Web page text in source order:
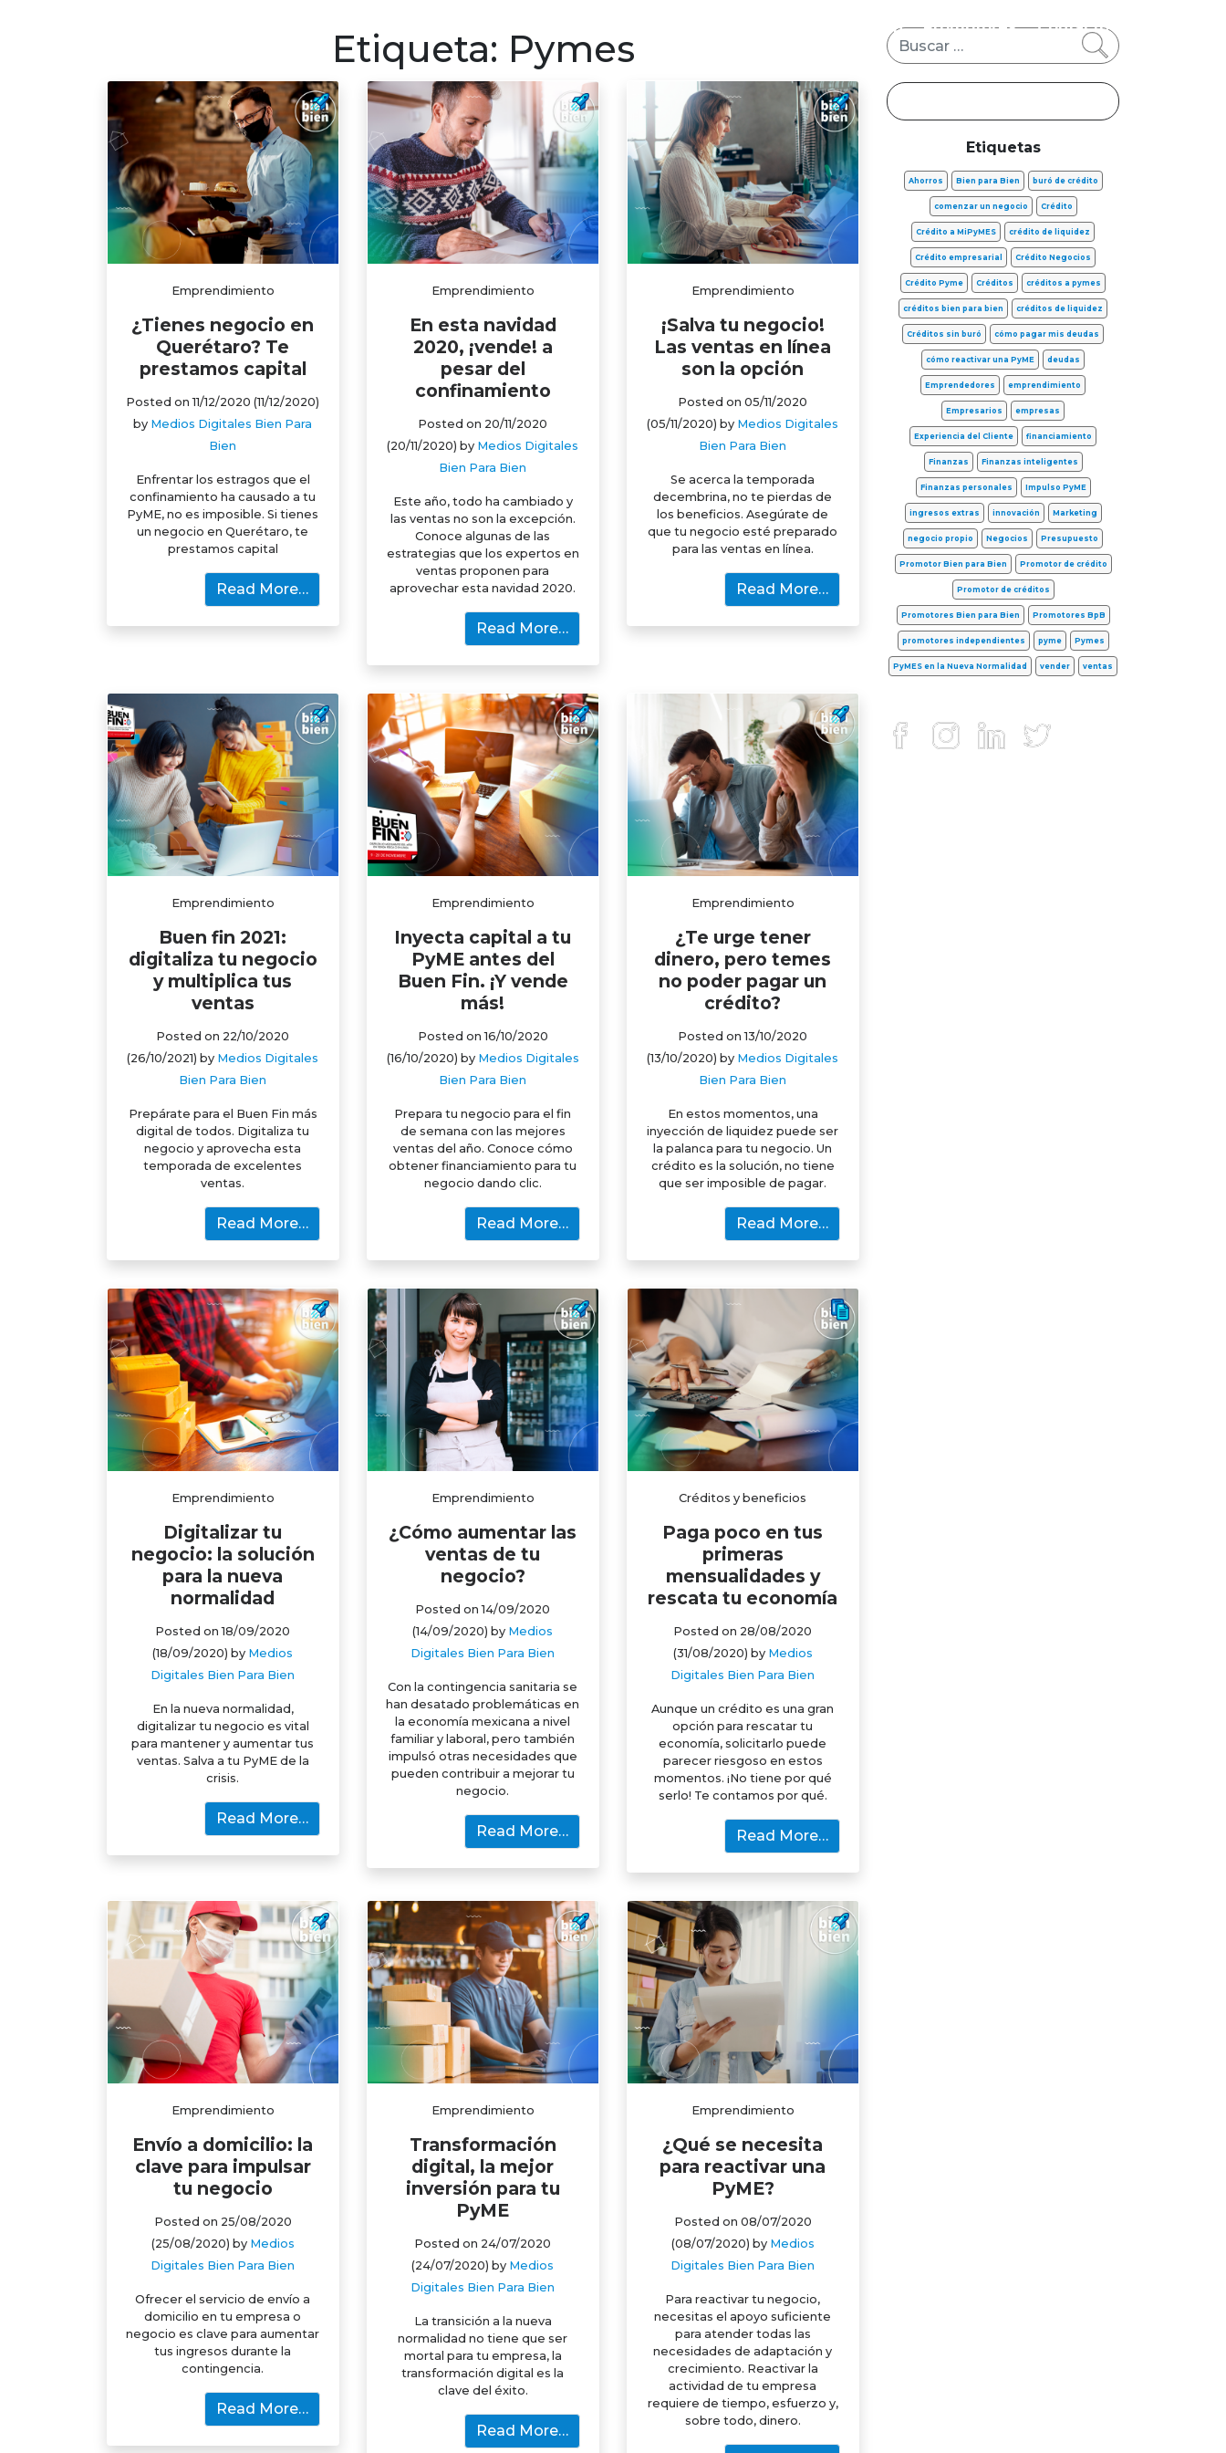
FinTech Promotores Contacto
Etiqueta: Pymes
Emprendimiento
¿Tienes negocio en
Querétaro? Te
prestamos capital
Posted on11/12/2020 (11/12/2020)
by Medios Digitales Bien Para
Bien
Enfrentar los estragos que el
confinamiento ha causado a tu
PyME, no es imposible. Si tienes
un negocio en Querétaro, te
prestamos capital
Read More…
Emprendimiento
En esta navidad
2020, ¡vende! a
pesar del
confinamiento
Posted on 20/11/2020
(20/11/2020)by Medios Digitales
Bien Para Bien
Este año, todo ha cambiado y
las ventas no son la excepción.
Conoce algunas de las
estrategias que los expertos en
ventas proponen para
aprovechar esta navidad 2020.
Read More…
Emprendimiento
¡Salva tu negocio!
Las ventas en línea
son la opción
Posted on05/11/2020
(05/11/2020)by Medios Digitales
Bien Para Bien
Se acerca la temporada
decembrina, no te pierdas de
los beneficios. Asegúrate de
que tu negocio esté preparado
para las ventas en línea.
Read More…
Emprendimiento
Buen fin 2021:
digitaliza tu negocio
y multiplica tus
ventas
Posted on 22/10/2020
(26/10/2021)by Medios Digitales
Bien Para Bien
Prepárate para el Buen Fin más
digital de todos. Digitaliza tu
negocio y aprovecha esta
temporada de excelentes
ventas.
Read More…
Emprendimiento
Inyecta capital a tu
PyME antes del
Buen Fin. ¡Y vende
más!
Posted on16/10/2020
(16/10/2020) byMedios Digitales
Bien Para Bien
Prepara tu negocio para el fin
de semana con las mejores
ventas del año. Conoce cómo
obtener financiamiento para tu
negocio dando clic.
Read More…
Emprendimiento
¿Te urge tener
dinero, pero temes
no poder pagar un
crédito?
Posted on13/10/2020
(13/10/2020)by Medios Digitales
Bien Para Bien
En estos momentos, una
inyección de liquidez puede ser
la palanca para tu negocio. Un
crédito es la solución, no tiene
que ser imposible de pagar.
Read More…
Emprendimiento
Digitalizar tu
negocio: la solución
para la nueva
normalidad
Posted on18/09/2020
(18/09/2020)by Medios
Digitales Bien Para Bien
En la nueva normalidad,
digitalizar tu negocio es vital
para mantener y aumentar tus
ventas. Salva a tu PyME de la
crisis.
Read More…
Emprendimiento
¿Cómo aumentar las
ventas de tu
negocio?
Posted on14/09/2020
(14/09/2020)by Medios
Digitales Bien Para Bien
Con la contingencia sanitaria se
han desatado problemáticas en
la economía mexicana a nivel
familiar y laboral, pero también
impulsó otras necesidades que
pueden contribuir a mejorar tu
negocio.
Read More…
Créditos y beneficios
Paga poco en tus
primeras
mensualidades y
rescata tu economía
Posted on 28/08/2020
(31/08/2020) byMedios
Digitales Bien Para Bien
Aunque un crédito es una gran
opción para rescatar tu
economía, solicitarlo puede
parecer riesgoso en estos
momentos. ¡No tiene por qué
serlo! Te contamos por qué.
Read More…
Emprendimiento
Envío a domicilio: la
clave para impulsar
tu negocio
Posted on 25/08/2020
(25/08/2020) byMedios
Digitales Bien Para Bien
Ofrecer el servicio de envío a
domicilio en tu empresa o
negocio es clave para aumentar
tus ingresos durante la
contingencia.
Read More…
Emprendimiento
Transformación
digital, la mejor
inversión para tu
PyME
Posted on 24/07/2020
(24/07/2020)by Medios
Digitales Bien Para Bien
La transición a la nueva
normalidad no tiene que ser
mortal para tu empresa, la
transformación digital es la
clave del éxito.
Read More…
Emprendimiento
¿Qué se necesita
para reactivar una
PyME?
Posted on 08/07/2020
(08/07/2020) byMedios
Digitales Bien Para Bien
Para reactivar tu negocio,
necesitas el apoyo suficiente
para atender todas las
necesidades de adaptación y
crecimiento. Reactivar la
actividad de tu empresa
requiere de tiempo, esfuerzo y,
sobre todo, dinero.
Etiquetas
Ahorros Bien para Bien buró de crédito
comenzar un negocio Crédito
Crédito a MiPyMES crédito de liquidez
Crédito empresarial Crédito Negocios
Crédito Pyme Créditos créditos a pymes
créditos bien para bien créditos de liquidez
Créditos sin buró cómo pagar mis deudas
cómo reactivar una PyME deudas
Emprendedores emprendimiento
Empresarios empresas
Experiencia del Cliente financiamiento
Finanzas Finanzas inteligentes
Finanzas personales Impulso PyME
ingresos extras innovación Marketing
negocio propio Negocios Presupuesto
Promotor Bien para Bien Promotor de crédito
Promotor de créditos
Promotores Bien para Bien Promotores BpB
promotores independientes pyme Pymes
PyMES en la Nueva Normalidad vender ventas